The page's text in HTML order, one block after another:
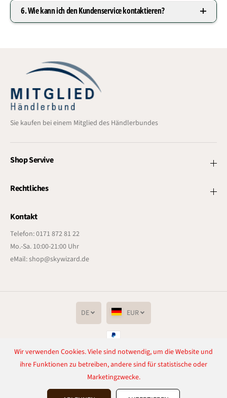
6. Wie kann ich den Kundenservice kontaktieren?
Sie kaufen bei einem Mitglied des Händlerbundes
Shop Servive
Rechtliches
Kontakt
Telefon: 0171 872 81 22
Mo.-Sa. 10:00-21:00 Uhr
eMail: shop@skywizard.de
Copyright© 2026Lichtenrader FeuerwerkverkaufPowered by Shopify
DE EUR
Vertrag widerrufen
Wir verwenden Cookies. Viele sind notwendig, um die Website und
ihre Funktionen zu betreiben, andere sind für statistische oder
Marketingzwecke.